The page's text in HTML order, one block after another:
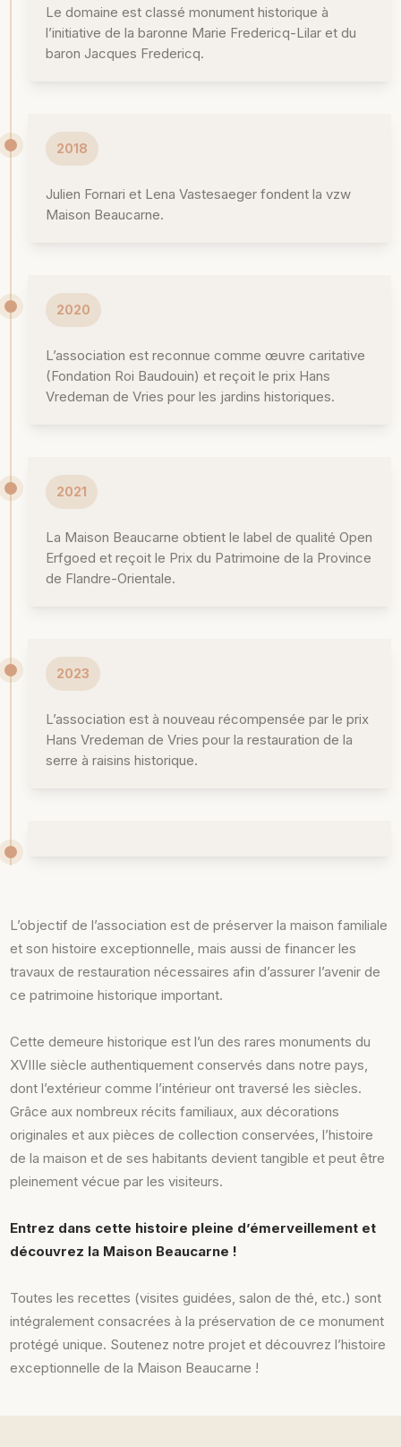
Le domaine est classé monument historique à
l’initiative de la baronne Marie Fredericq-Lilar et du
baron Jacques Fredericq.
2018
Julien Fornari et Lena Vastesaeger fondent la vzw
Maison Beaucarne.
2020
L’association est reconnue comme œuvre caritative
(Fondation Roi Baudouin) et reçoit le prix Hans
Vredeman de Vries pour les jardins historiques.
2021
La Maison Beaucarne obtient le label de qualité Open
Erfgoed et reçoit le Prix du Patrimoine de la Province
de Flandre-Orientale.
2023
L’association est à nouveau récompensée par le prix
Hans Vredeman de Vries pour la restauration de la
serre à raisins historique.
L’objectif de l’association est de préserver la maison familiale
et son histoire exceptionnelle, mais aussi de financer les
travaux de restauration nécessaires afin d’assurer l’avenir de
ce patrimoine historique important.
Cette demeure historique est l’un des rares monuments du
XVIIIe siècle authentiquement conservés dans notre pays,
dont l’extérieur comme l’intérieur ont traversé les siècles.
Grâce aux nombreux récits familiaux, aux décorations
originales et aux pièces de collection conservées, l’histoire
de la maison et de ses habitants devient tangible et peut être
pleinement vécue par les visiteurs.
Entrez dans cette histoire pleine d’émerveillement et
découvrez la Maison Beaucarne !
Toutes les recettes (visites guidées, salon de thé, etc.) sont
intégralement consacrées à la préservation de ce monument
protégé unique. Soutenez notre projet et découvrez l’histoire
exceptionnelle de la Maison Beaucarne !